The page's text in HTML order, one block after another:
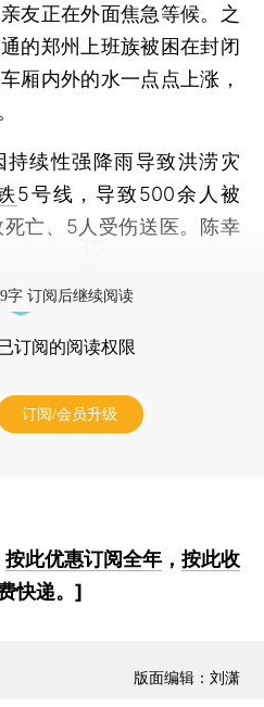
友正在外面焦急等候。之
的郑州上班族被困在封闭
厢内外的水一点点上涨，
续性强降雨导致洪涝灾
5号线，导致500余人被
亡、5人受伤送医。陈幸
字 订阅后继续阅读
订阅的阅读权限
订阅/会员升级
按此优惠订阅全年， 按此收
快递。]
版面编辑：刘潇